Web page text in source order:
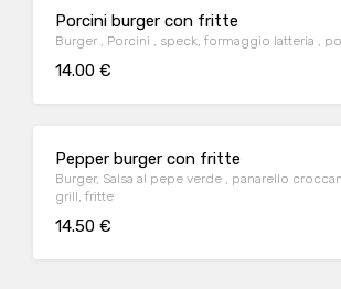
Porcini burger con fritte
Burger , Porcini , speck, formaggio latteria ,
14.00 €
Pepper burger con fritte
Burger, Salsa al pepe verde , panarello
grill, fritte
14.50 €